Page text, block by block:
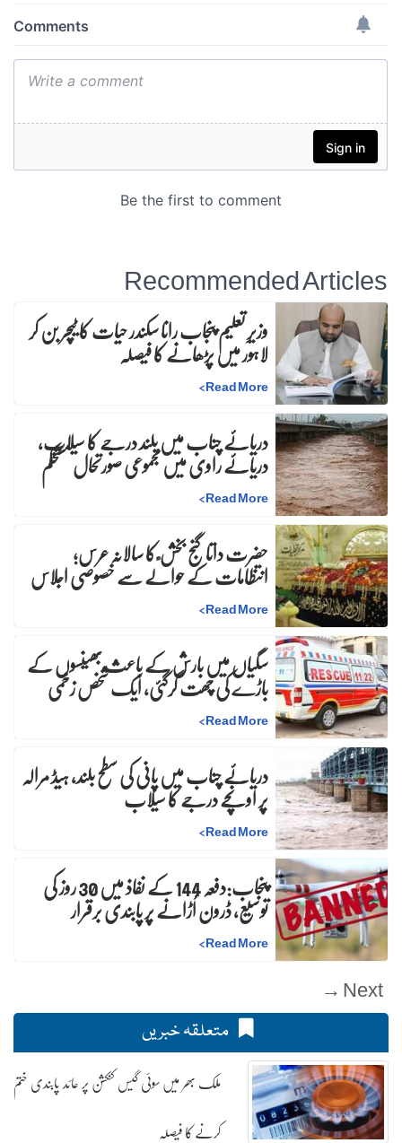
Recommended Articles
وزیرِ تعلیم پنجاب رانا سکندر حیات کا ٹیچر بن کر
لاہور میں پڑھانے کا فیصلہ
Read More
>
دریائے چناب میں بلند درجے کا سیلاب،
دریائے راوی میں مجموعی صورتحال مستحکم
Read More
>
حضرت داتا گنج بخش ؒ کا سالانہ عرس;
انتظامات کے حوالے سے خصوصی اجلاس
Read More
>
سگیاں میں بارش کے باعث بھینسوں کے
باڑے کی چھت گرگئی، ایک شخص زخمی
Read More
>
دریائے چناب میں پانی کی سطح بلند، ہیڈ مرالہ
پر اونچے درجے کا سیلاب
Read More
>
پنجاب:دفعہ 144 کے نفاذ میں 30 روز کیتوسیع، ڈرون اُڑانے پر پابندی برقرار
Read More
>
Next →
متعلقہ خبریں
ملک بھر میں سوئی گیس کنکشن پر عائد پابندی ختم
کرنے کا فیصلہ